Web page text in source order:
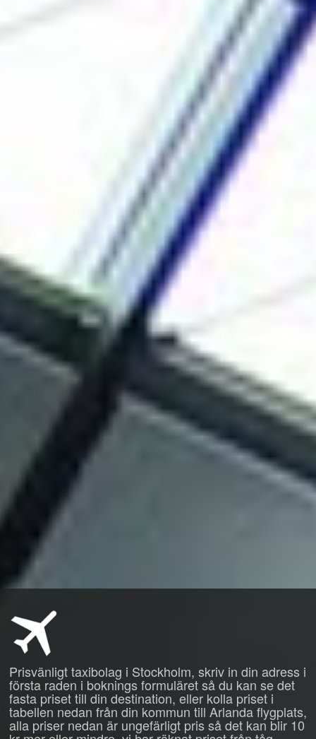
Prisvänligt taxibolag i Stockholm, skriv in din adress i
första raden i boknings formuläret så du kan se det
fasta priset till din destination, eller kolla priset i
tabellen nedan från din kommun till Arlanda flygplats,
alla priser nedan är ungefärligt pris så det kan blir 10